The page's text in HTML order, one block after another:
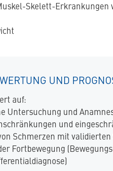
Skelett-Erkrankungen
UND
auf:
Untersuchung und
und
Schmerzen mit
Fortbewegung